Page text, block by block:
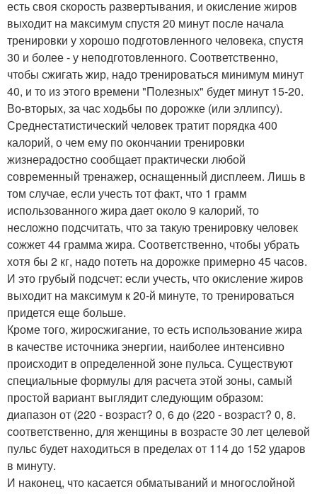
есть своя скорость развертывания, и окисление жиров
выходит на максимум спустя 20 минут после начала
тренировки у хорошо подготовленного человека, спустя
30 и более - у неподготовленного. Соответственно,
чтобы сжигать жир, надо тренироваться минимум минут
40, и то из этого времени "Полезных" будет минут 15-20.
Во-вторых, за час ходьбы по дорожке (или эллипсу).
Среднестатистический человек тратит порядка 400
калорий, о чем ему по окончании тренировки
жизнерадостно сообщает практически любой
современный тренажер, оснащенный дисплеем. Лишь в
том случае, если учесть тот факт, что 1 грамм
использованного жира дает около 9 калорий, то
несложно подсчитать, что за такую тренировку человек
сожжет 44 грамма жира. Соответственно, чтобы убрать
хотя бы 2 кг, надо потеть на дорожке примерно 45 часов.
И это грубый подсчет: если учесть, что окисление жиров
выходит на максимум к 20-й минуте, то тренироваться
придется еще больше.
Кроме того, жиросжигание, то есть использование жира
в качестве источника энергии, наиболее интенсивно
происходит в определенной зоне пульса. Существуют
специальные формулы для расчета этой зоны, самый
простой вариант выглядит следующим образом:
диапазон от (220 - возраст? 0, 6 до (220 - возраст? 0, 8.
соответственно, для женщины в возрасте 30 лет целевой
пульс будет находиться в пределах от 114 до 152 ударов
в минуту.
И наконец, что касается обматываний и многослойной